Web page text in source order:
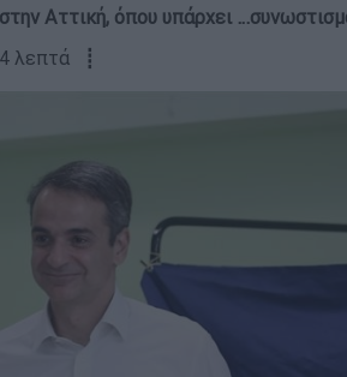
Αττική, όπου υπάρχει
λεπτά ┋